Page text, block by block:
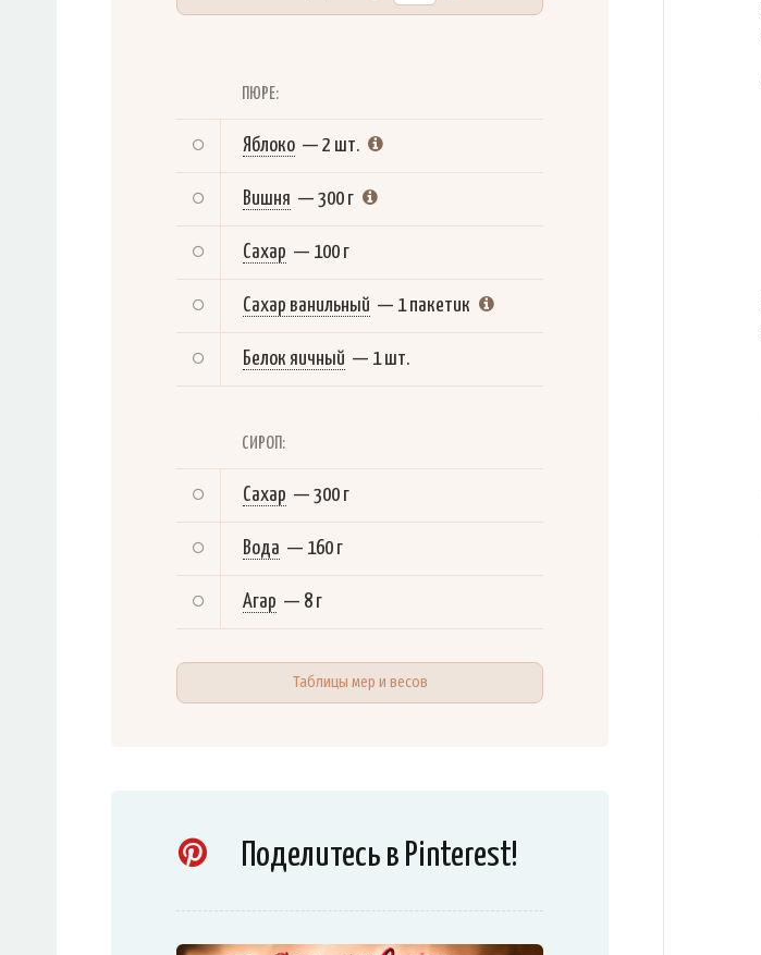
ПЮРЕ:
Яблоко — 2 шт.
Вишня — 300 г
Сахар — 100 г
Сахар ванильный — 1 пакетик
Белок яичный — 1 шт.
СИРОП:
Сахар — 300 г
Вода — 160 г
Агар — 8 г
Таблицы мер и весов
Поделитесь в Pinterest!